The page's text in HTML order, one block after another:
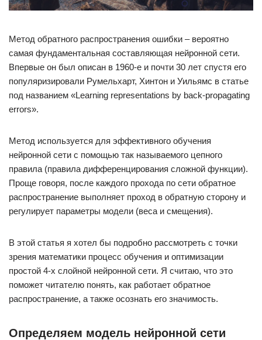
Метод обратного распространения ошибки – вероятно
самая фундаментальная составляющая нейронной сети.
Впервые он был описан в 1960-е и почти 30 лет спустя его
популяризировали Румельхарт, Хинтон и Уильямс в статье
под названием «Learning representations by back-propagating
errors».
Метод используется для эффективного обучения
нейронной сети с помощью так называемого цепного
правила (правила дифференцирования сложной функции).
Проще говоря, после каждого прохода по сети обратное
распространение выполняет проход в обратную сторону и
регулирует параметры модели (веса и смещения).
В этой статья я хотел бы подробно рассмотреть с точки
зрения математики процесс обучения и оптимизации
простой 4-х слойной нейронной сети. Я считаю, что это
поможет читателю понять, как работает обратное
распространение, а также осознать его значимость.
Определяем модель нейронной сети